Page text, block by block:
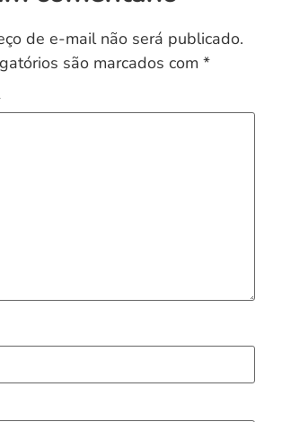
de e-mail não será publicado.
são marcados com *